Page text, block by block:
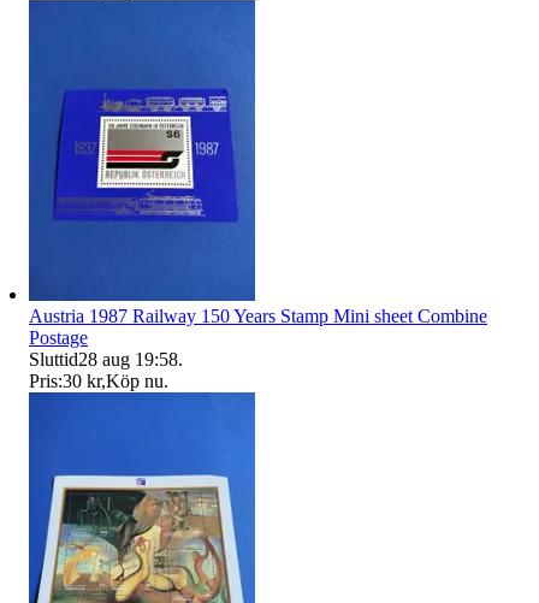
Austria 1987 Railway 150 Years Stamp Mini sheet Combine
Postage
Sluttid28 aug 19:58.
Pris:30 kr,Köp nu.